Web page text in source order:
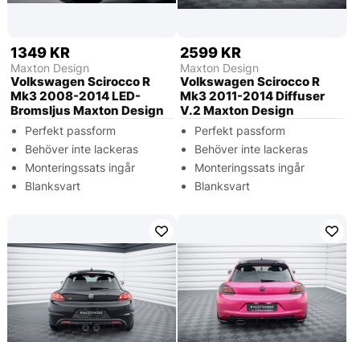
1349 KR
Maxton Design
Volkswagen Scirocco R
Mk3 2008-2014 LED-
Bromsljus Maxton Design
Perfekt passform
Behöver inte lackeras
Monteringssats ingår
Blanksvart
2599 KR
Maxton Design
Volkswagen Scirocco R
Mk3 2011-2014 Diffuser
V.2 Maxton Design
Perfekt passform
Behöver inte lackeras
Monteringssats ingår
Blanksvart